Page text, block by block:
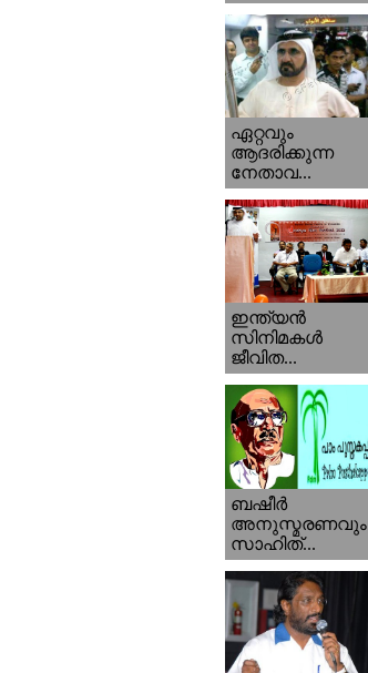
ഏറ്റവും
ആദരിക്കുന്ന
നേതാവ...
ഇന്ത്യന്‍
സിനിമകള്‍
ജീവിത...
ബഷീര്‍
അനുസ്മരണവും
സാഹിത്...